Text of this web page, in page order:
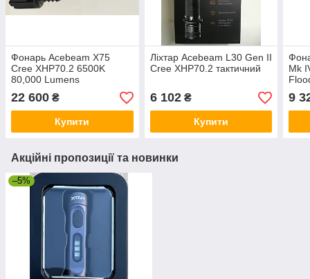
Фонарь Acebeam X75
Cree XHP70.2 6500K
80,000 Lumens
22 600 ₴
Купити
Ліхтар Acebeam L30 Gen II
Cree XHP70.2 тактичний
6 102₴
Купити
Mk
9
Акційні пропозиції та новинки
–5%